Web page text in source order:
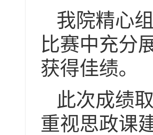
我院精心
比赛中充分
获得佳绩。
此次成绩
重视思政课